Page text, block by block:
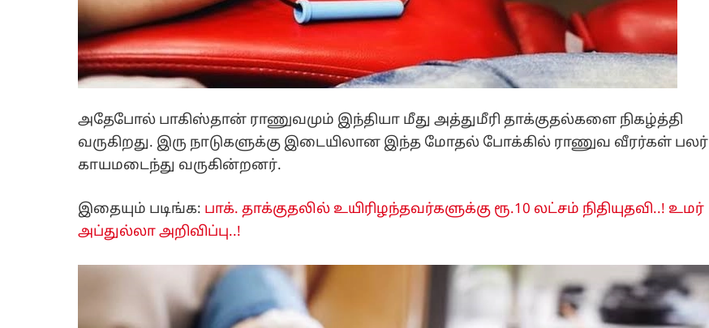
அதேபோல் பாகிஸ்தான் ராணுவமும் இந்தியா மீது அத்துமீரி தாக்குதல்களை நிகழ்த்தி
வருகிறது. இரு நாடுகளுக்கு இடையிலான இந்த மோதல் போக்கில் ராணுவ வீரர்கள் பலர்
காயமடைந்து வருகின்றனர்.
இதையும் படிங்க: பாக். தாக்குதலில் உயிரிழந்தவர்களுக்கு ரூ.10 லட்சம் நிதியுதவி..! உமர்
அப்துல்லா அறிவிப்பு..!